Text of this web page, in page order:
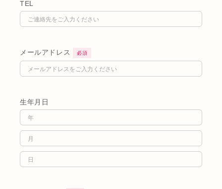
TEL
メールアドレス 必須
生年月日